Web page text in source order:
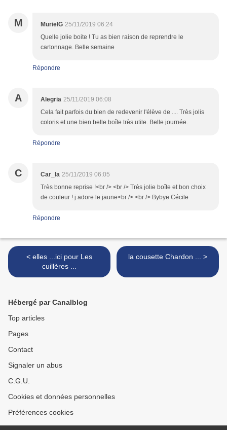
M MurielG 25/11/2019 06:24
Quelle jolie boite ! Tu as bien raison de reprendre le
cartonnage. Belle semaine
Répondre
A Alegria 25/11/2019 06:08
Cela fait parfois du bien de redevenir l'élève de .... Très jolis
coloris et une bien belle boîte très utile. Belle journée.
Répondre
C Car_la 25/11/2019 06:05
Très bonne reprise !<br /> <br /> Très jolie boîte et bon choix
de couleur ! j adore le jaune<br /> <br /> Bybye Cécile
Répondre
< elles ...ici pour Les
cuillères ...
la cousette Chardon ... >
Hébergé par Canalblog
Top articles
Pages
Contact
Signaler un abus
C.G.U.
Cookies et données personnelles
Préférences cookies